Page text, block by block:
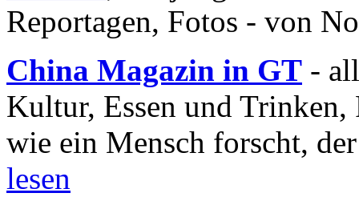
Reportagen, Fotos - von
China Magazin in GT -
Kultur, Essen und
wie ein Mensch forscht,
lesen